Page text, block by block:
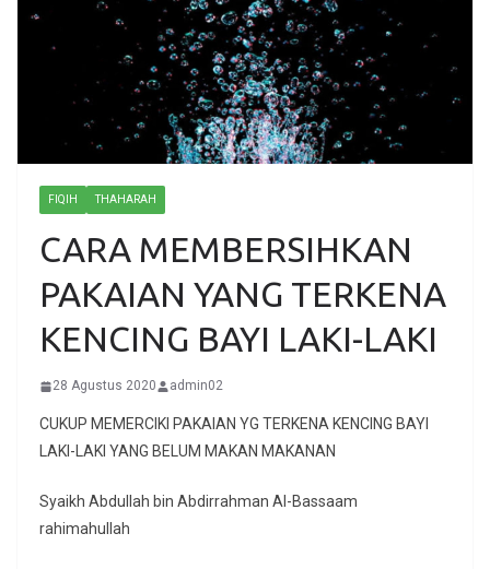
FIQIH THAHARAH
CARA MEMBERSIHKAN
PAKAIAN YANG TERKENA
KENCING BAYI LAKI-LAKI
28 Agustus 2020 admin02
CUKUP MEMERCIKI PAKAIAN YG TERKENA KENCING BAYI
LAKI-LAKI YANG BELUM MAKAN MAKANAN
Syaikh Abdullah bin Abdirrahman Al-Bassaam
rahimahullah